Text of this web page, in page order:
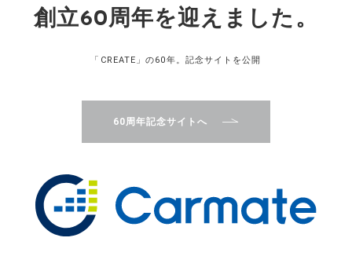
創立60周年を迎えました。
「CREATE」の60年。記念サイトを公開
60周年記念サイトへ